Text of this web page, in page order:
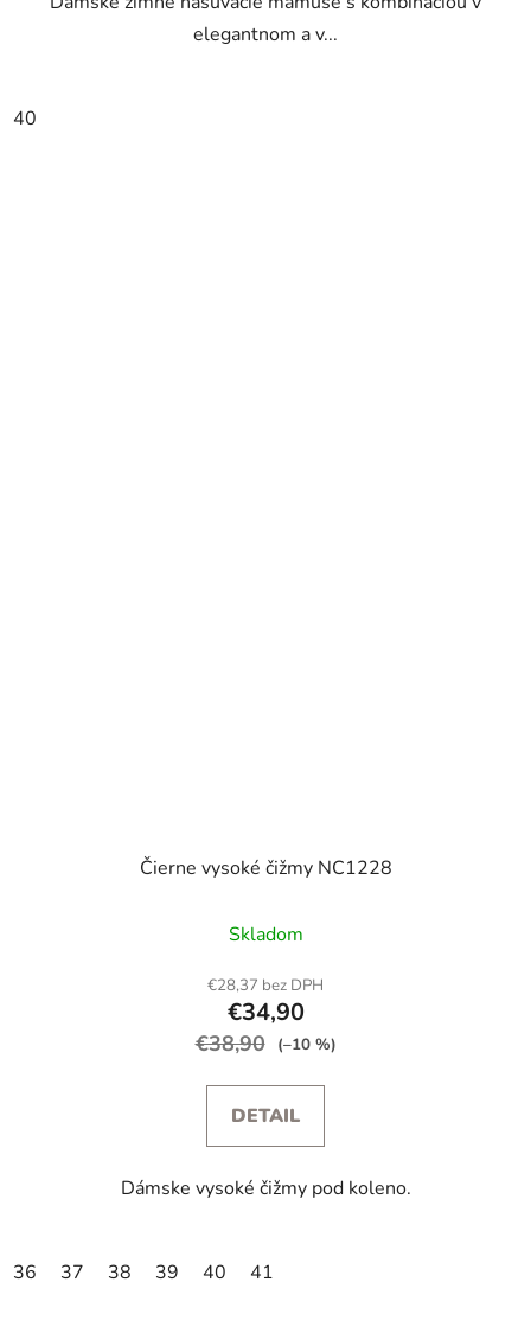
elegantnom a v...
40
Čierne vysoké čižmy NC1228
Skladom
€28,37 bez DPH
€34,90
€38,90 (–10 %)
DETAIL
Dámske vysoké čižmy pod koleno.
36 37 38 39 40 41